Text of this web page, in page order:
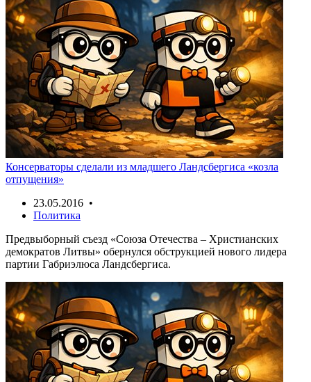
Консерваторы сделали из младшего Ландсбергиса «козла
отпущения»
23.05.2016 •
Политика
Предвыборный съезд «Союза Отечества – Христианских
демократов Литвы» обернулся обструкцией нового лидера
партии Габриэлюса Ландсбергиса.